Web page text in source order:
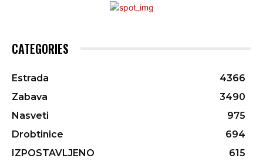
CATEGORIES
Estrada
4366
Zabava
3490
Nasveti
975
Drobtinice
694
IZPOSTAVLJENO
615